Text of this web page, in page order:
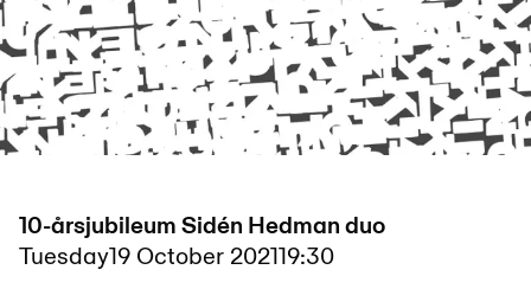
10-årsjubileum Sidén Hedman duo
Tuesday19 October 202119:30